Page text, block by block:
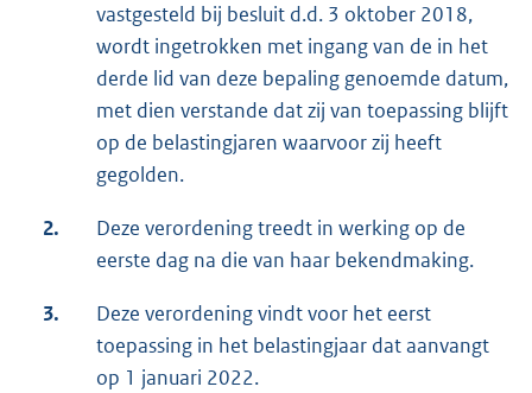
vastgesteld bij besluit d.d. 3 oktober 2018,
wordt ingetrokken met ingang van de in het
derde lid van deze bepaling genoemde datum,
met dien verstande dat zij van toepassing blijft
op de belastingjaren waarvoor zij heeft
gegolden.
2.
Deze verordening treedt in werking op de
eerste dag na die van haar bekendmaking.
3.
Deze verordening vindt voor het eerst
toepassing in het belastingjaar dat aanvangt
op 1 januari 2022.